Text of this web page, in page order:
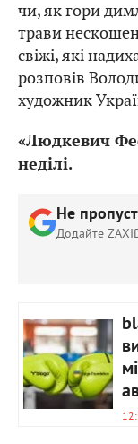
чи, як гори
трави
свіжі, які
розповів
художник
«Людкевич
неділі.
Не
Додайте